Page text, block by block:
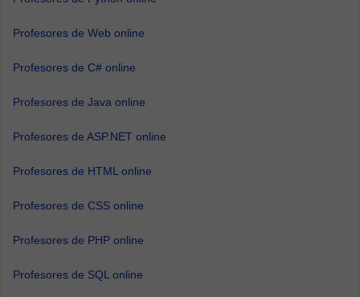
Profesores de Web online
Profesores de C# online
Profesores de Java online
Profesores de ASP.NET online
Profesores de HTML online
Profesores de CSS online
Profesores de PHP online
Profesores de SQL online